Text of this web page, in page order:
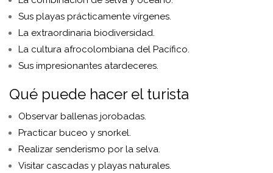
Sus playas prácticamente vírgenes.
La extraordinaria biodiversidad.
La cultura afrocolombiana del Pacífico.
Sus impresionantes atardeceres.
Qué puede hacer el turista
Observar ballenas jorobadas.
Practicar buceo y snorkel.
Realizar senderismo por la selva.
Visitar cascadas y playas naturales.